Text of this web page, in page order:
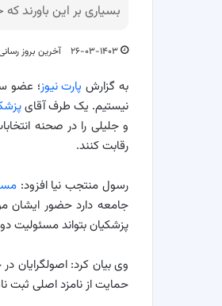
بسیاری بر این باورند که حضور 5 نامزد اصولگرا می تواند کار تنها نامزد اصلاح طلب رقابت
۲۶-۰۳-۱۴۰۳ آخرین بروز رسانی : ۲۶-۰۳-
به گزارش پارت نیوز؛ عضو
نیستیم. یک طرف آقای
و جلیلی را در صحنه
رقابت کنند.
رسول منتجب نیا افزود:
جامعه دارد حضور ایشان
پزشکیان بتواند مسئولیت
وی بیان کرد: اصولگرایان
حمایت از نامزد اصلی ثبت